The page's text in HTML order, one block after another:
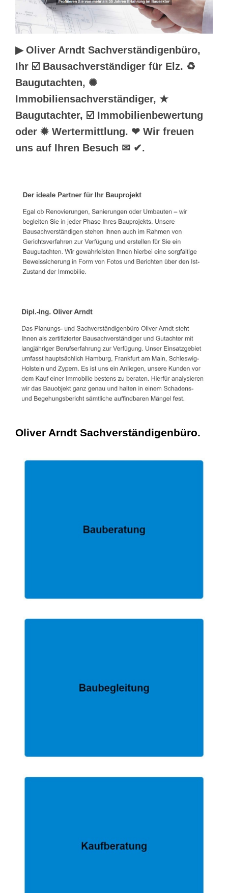
▶︎ Oliver Arndt Sachverständigenbüro,
Ihr ☑️ Bausachverständiger für Elz. ♻
Baugutachten, ✺
Immobiliensachverständiger, ★
Baugutachter, ☑️ Immobilienbewertung
oder ✹ Wertermittlung. ❤ Wir freuen
uns auf Ihren Besuch ✉ ✔.
Oliver Arndt Sachverständigenbüro.